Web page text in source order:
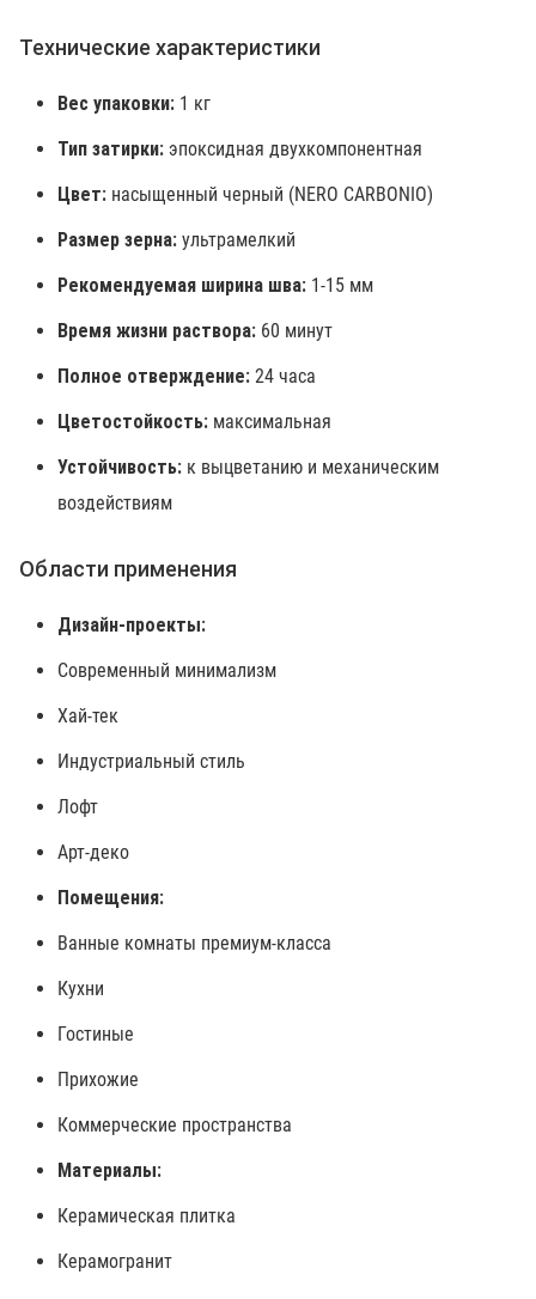
Технические характеристики
Вес упаковки: 1 кг
Тип затирки: эпоксидная двухкомпонентная
Цвет: насыщенный черный (NERO CARBONIO)
Размер зерна: ультрамелкий
Рекомендуемая ширина шва: 1-15 мм
Время жизни раствора: 60 минут
Полное отверждение: 24 часа
Цветостойкость: максимальная
Устойчивость: к выцветанию и механическим
воздействиям
Области применения
Дизайн-проекты:
Современный минимализм
Хай-тек
Индустриальный стиль
Лофт
Арт-деко
Помещения:
Ванные комнаты премиум-класса
Кухни
Гостиные
Прихожие
Коммерческие пространства
Материалы:
Керамическая плитка
Керамогранит